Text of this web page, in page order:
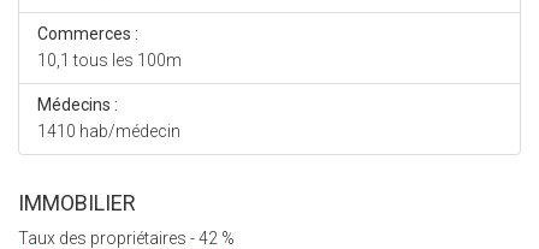
Commerces :
10,1 tous les 100m
Médecins :
1410 hab/médecin
IMMOBILIER
Taux des propriétaires - 42 %